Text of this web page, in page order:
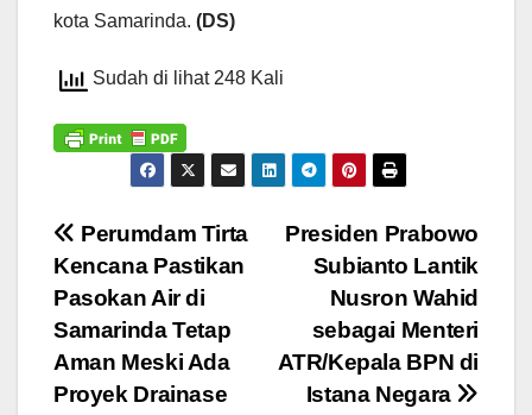
kota Samarinda. (DS)
Sudah di lihat 248 Kali
Navigasi
pos
Presiden Prabowo
Subianto Lantik
Nusron Wahid
sebagai Menteri
ATR/Kepala BPN di
Istana Negara
Perumdam Tirta
Kencana Pastikan
Pasokan Air di
Samarinda Tetap
Aman Meski Ada
Proyek Drainase